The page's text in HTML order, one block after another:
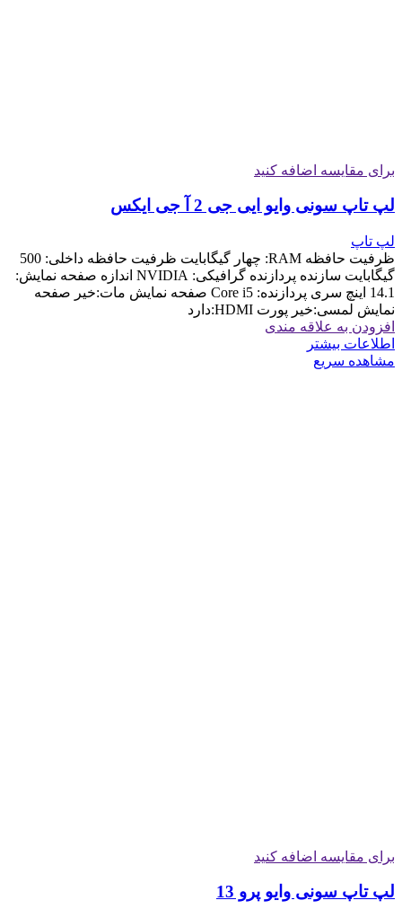
برای مقایسه اضافه کنید
لپ تاپ سونی وایو ایی جی 2 آ جی ایکس
لپ تاپ
ظرفیت حافظه RAM: چهار گیگابایت ظرفیت حافظه داخلی: 500
گیگابایت سازنده پردازنده گرافیکی: NVIDIA اندازه صفحه نمایش:
14.1 اینچ سری پردازنده: Core i5 صفحه نمایش مات:خیر صفحه
نمایش لمسی:خیر پورت HDMI:دارد
افزودن به علاقه مندی
اطلاعات بیشتر
مشاهده سریع
برای مقایسه اضافه کنید
لپ تاپ سونی وایو پرو 13